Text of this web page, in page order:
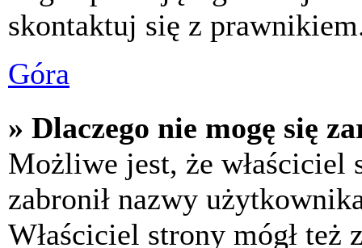
skontaktuj się z
Góra
» Dlaczego nie mogę się
Możliwe jest, że właściciel
zabronił nazwy
Właściciel strony mógł